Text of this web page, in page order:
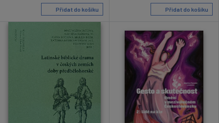
Přidat do košíku Přidat do košíku